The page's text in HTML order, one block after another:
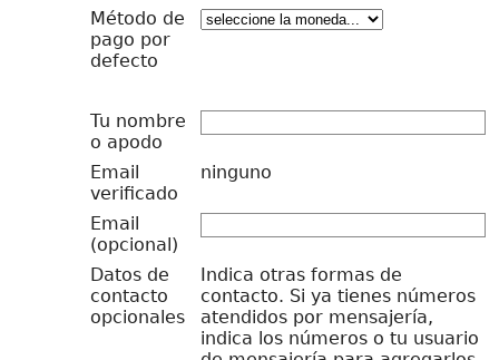
Método de
pago por
defecto
Tu nombre
o apodo
Email
verificado
ninguno
Email
(opcional)
Datos de
contacto
opcionales
Indica otras formas de
contacto. Si ya tienes números
atendidos por mensajería,
indica los números o tu usuario